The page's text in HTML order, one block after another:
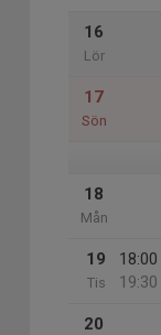
16
Lör
17
Sön
18
Mån
19
Tis
18:00
19:30
20